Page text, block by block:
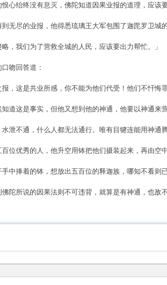
心绐终没有息灭，佛陀知道因果业报的道理，应该
尽的业报，他得悉琉璃王大军包围了迦毘罗卫城
我们为了营救全城的人民，应该要出力帮忙。」
吻回答道：
这是共业所感，你不能为他们代受！他们不忏悔
这是事实，但他又想到他的神通，他要以神通来营
不通，什么人都无法通行。唯有目犍连能用神通腾
优秀的人，他升空用钵把他们摄装起来，再由空中
捧着的钵，想放出五百位的释迦族，哪知不看则
所说的因果法则不可违背，就算是有神通，也敌不